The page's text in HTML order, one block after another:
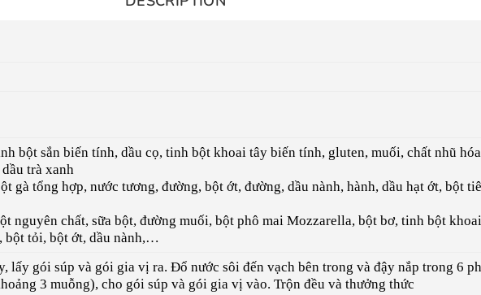
bột sắn biến tính, dầu cọ, tinh bột khoai tây biến tính, gluten, muối, chất nhũ
trà xanh
gà tổng hợp, nước tương, đường, bột ớt, đường, dầu nành, hành, dầu hạt ớt, bột
nguyên chất, sữa bột, đường muối, bột phô mai Mozzarella, bột bơ, tinh bột
bột tỏi, bột ớt, dầu nành,…
lấy gói súp và gói gia vị ra. Đổ nước sôi đến vạch bên trong và đậy nắp trong 6
3 muỗng), cho gói súp và gói gia vị vào. Trộn đều và thưởng thức